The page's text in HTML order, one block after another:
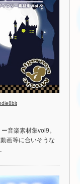
音楽素材集vol9。
画等に合いそうな